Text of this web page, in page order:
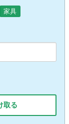
家具
取る